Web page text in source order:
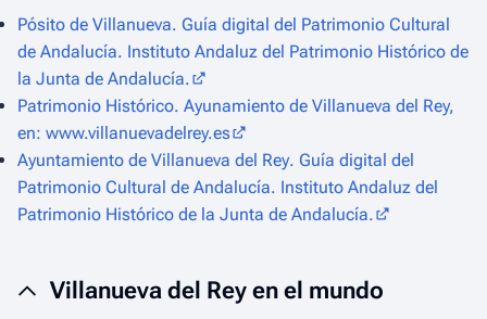
Pósito de Villanueva. Guía digital del Patrimonio Cultural
de Andalucía. Instituto Andaluz del Patrimonio Histórico de
la Junta de Andalucía.
Patrimonio Histórico. Ayunamiento de Villanueva del Rey,
en: www.villanuevadelrey.es
Ayuntamiento de Villanueva del Rey. Guía digital del
Patrimonio Cultural de Andalucía. Instituto Andaluz del
Patrimonio Histórico de la Junta de Andalucía.
Villanueva del Rey en el mundo